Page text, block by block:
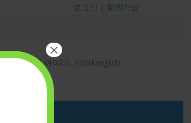
로그인 | 회원가입
상담 - 카톡 아이디 : eztalkenglish
×